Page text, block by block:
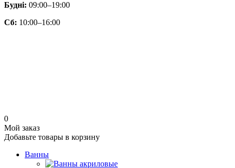
Будні: 09:00–19:00
Сб: 10:00–16:00
0
Мой заказ
Добавьте товары в корзину
Ванны